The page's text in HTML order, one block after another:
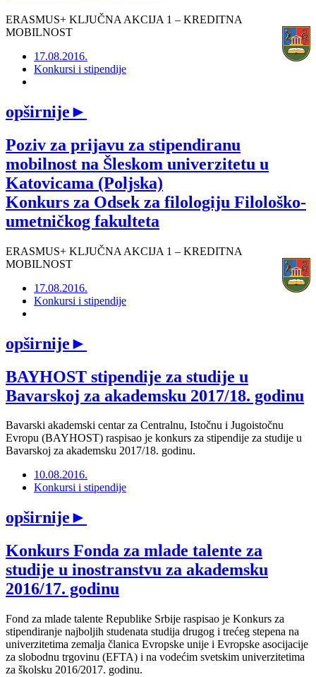
ERASMUS+ KLJUČNA AKCIJA 1 – KREDITNA
MOBILNOST
17.08.2016.
Konkursi i stipendije
opširnije►
Poziv za prijavu za stipendiranu
mobilnost na Šleskom univerzitetu u
Katovicama (Poljska)
Konkurs za Odsek za filologiju Filološko-
umetničkog fakulteta
ERASMUS+ KLJUČNA AKCIJA 1 – KREDITNA
MOBILNOST
17.08.2016.
Konkursi i stipendije
opširnije►
BAYHOST stipendije za studije u
Bavarskoj za akademsku 2017/18. godinu
Bavarski akademski centar za Centralnu, Istočnu i Jugoistočnu
Evropu (BAYHOST) raspisao je konkurs za stipendije za studije u
Bavarskoj za akademsku 2017/18. godinu.
10.08.2016.
Konkursi i stipendije
opširnije►
Konkurs Fonda za mlade talente za
studije u inostranstvu za akademsku
2016/17. godinu
Fond za mlade talente Republike Srbije raspisao je Konkurs za
stipendiranje najboljih studenata studija drugog i trećeg stepena na
univerzitetima zemalja članica Evropske unije i Evropske asocijacije
za slobodnu trgovinu (EFTA) i na vodećim svetskim univerzitetima
za školsku 2016/2017. godinu.